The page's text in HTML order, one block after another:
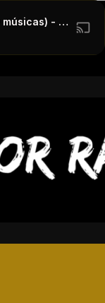
MANEVA - As Melhores (20 músicas) - Greatest Hits